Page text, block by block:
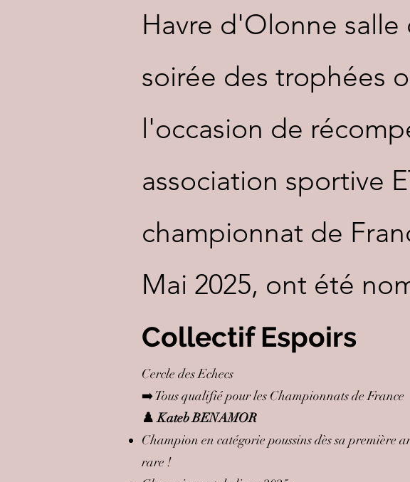
Havre d'Olonne
soirée des trophées
l'occasion de
association sportive
championnat de
Mai 2025, ont été
Collectif Espoirs
Cercle des
➡️ Tous qualifié pour les
♟️ Kateb BENAMOR
Champion en catégorie poussins dès sa première
rare !